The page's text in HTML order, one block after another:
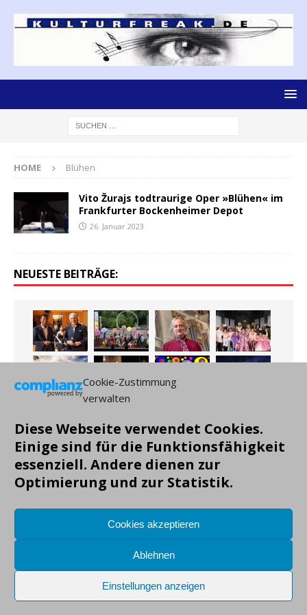
Cookie-Zustimmung
verwalten
Diese Webseite verwendet Cookies.
Einige sind für die Funktionsfähigkeit
essenziell. Andere dienen zur
Optimierung und zur Statistik.
Cookies akzeptieren
Ablehnen
Einstellungen anzeigen
HOME Blühen
Vito Žurajs todtraurige Oper »Blühen« im
Frankfurter Bockenheimer Depot
26. Januar 2023
NEUESTE BEITRÄGE: